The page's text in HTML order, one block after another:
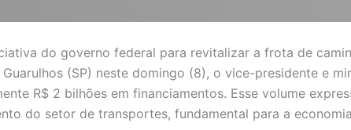
do governo federal para revitalizar a frota de
(SP) neste domingo (8), o vice-presidente e
R$ 2 bilhões em financiamentos. Esse volume
do setor de transportes, fundamental para a